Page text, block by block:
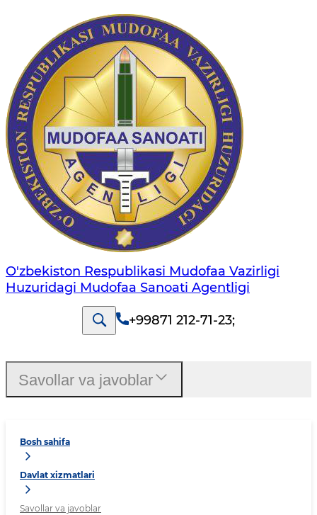
O'zbekiston Respublikasi Mudofaa Vazirligi
Huzuridagi Mudofaa Sanoati Agentligi
+99871 212-71-23;
Bosh sahifa
Davlat xizmatlari
Savollar va javoblar
Savollar va javoblar